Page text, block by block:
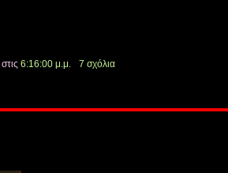
στις 6:16:00 μ.μ.
7 σχόλια